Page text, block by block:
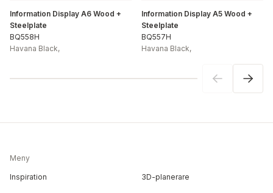
Information Display A6 Wood +
Steelplate
BQ558H
Havana Black,
Information Display A5 Wood +
Steelplate
BQ557H
Havana Black,
Meny
Inspiration 3D-planerare